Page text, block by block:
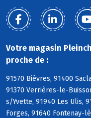
Votre magasin
proche de :
91570 Bièvres, 91400
91370 Verrières-le-
s/Yvette, 91940 Les Ulis,
Forges, 91640 Fontenay-